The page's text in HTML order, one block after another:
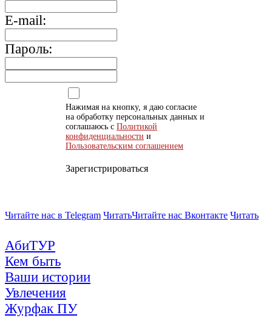
E-mail:
Пароль:
Нажимая на кнопку, я даю согласие
на обработку персональных данных и
соглашаюсь с Политикой
конфиденциальности и
Пользовательским соглашением
Зарегистрироваться
Читайте нас в Telegram ЧитатьЧитайте нас Вконтакте Читать
АбиТУР
Кем быть
Ваши истории
Увлечения
Журфак ПУ